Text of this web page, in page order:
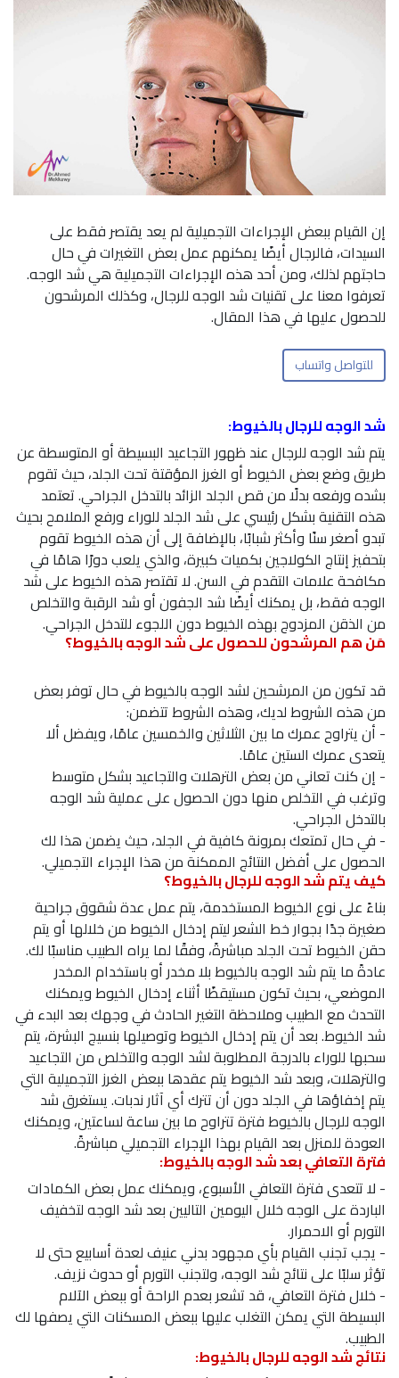
إن القيام ببعض الإجراءات التجميلية لم يعد يقتصر فقط على
السيدات، فالرجال أيضًا يمكنهم عمل بعض التغيرات في حال
حاجتهم لذلك، ومن أحد هذه الإجراءات التجميلية هي شد الوجه.
تعرفوا معنا على تقنيات شد الوجه للرجال، وكذلك المرشحون
للحصول عليها في هذا المقال.
للتواصل واتساب
شد الوجه للرجال بالخيوط:
يتم شد الوجه للرجال عند ظهور التجاعيد البسيطة أو المتوسطة عن
طريق وضع بعض الخيوط أو الغرز المؤقتة تحت الجلد، حيث تقوم
بشده ورفعه بدلًا من قص الجلد الزائد بالتدخل الجراحي. تعتمد
هذه التقنية بشكل رئيسي على شد الجلد للوراء ورفع الملامح بحيث
تبدو أصغر سنًا وأكثر شبابًا، بالإضافة إلى أن هذه الخيوط تقوم
بتحفيز إنتاج الكولاجين بكميات كبيرة، والذي يلعب دورًا هامًا في
مكافحة علامات التقدم في السن. لا تقتصر هذه الخيوط على شد
الوجه فقط، بل يمكنك أيضًا شد الجفون أو شد الرقبة والتخلص
من الذقن المزدوج بهذه الخيوط دون اللجوء للتدخل الجراحي.
مَن هم المرشحون للحصول على شد الوجه بالخيوط؟
قد تكون من المرشحين لشد الوجه بالخيوط في حال توفر بعض
من هذه الشروط لديك، وهذه الشروط تتضمن:
- أن يتراوح عمرك ما بين الثلاثين والخمسين عامًا، ويفضل ألا
يتعدى عمرك الستين عامًا.
- إن كنت تعاني من بعض الترهلات والتجاعيد بشكل متوسط
وترغب في التخلص منها دون الحصول على عملية شد الوجه
بالتدخل الجراحي.
- في حال تمتعك بمرونة كافية في الجلد، حيث يضمن هذا لك
الحصول على أفضل النتائج الممكنة من هذا الإجراء التجميلي.
كيف يتم شد الوجه للرجال بالخيوط؟
بناءً على نوع الخيوط المستخدمة، يتم عمل عدة شقوق جراحية
صغيرة جدًا بجوار خط الشعر ليتم إدخال الخيوط من خلالها أو يتم
حقن الخيوط تحت الجلد مباشرةً، وفقًا لما يراه الطبيب مناسبًا لك.
عادةً ما يتم شد الوجه بالخيوط بلا مخدر أو باستخدام المخدر
الموضعي، بحيث تكون مستيقظًا أثناء إدخال الخيوط ويمكنك
التحدث مع الطبيب وملاحظة التغير الحادث في وجهك بعد البدء في
شد الخيوط. بعد أن يتم إدخال الخيوط وتوصيلها بنسيج البشرة، يتم
سحبها للوراء بالدرجة المطلوبة لشد الوجه والتخلص من التجاعيد
والترهلات، وبعد شد الخيوط يتم عقدها ببعض الغرز التجميلية التي
يتم إخفاؤها في الجلد دون أن تترك أي آثار ندبات. يستغرق شد
الوجه للرجال بالخيوط فترة تتراوح ما بين ساعة لساعتين، ويمكنك
العودة للمنزل بعد القيام بهذا الإجراء التجميلي مباشرةً.
فترة التعافي بعد شد الوجه بالخيوط:
- لا تتعدى فترة التعافي الأسبوع، ويمكنك عمل بعض الكمادات
الباردة على الوجه خلال اليومين التاليين بعد شد الوجه لتخفيف
التورم أو الاحمرار.
- يجب تجنب القيام بأي مجهود بدني عنيف لعدة أسابيع حتى لا
تؤثر سلبًا على نتائج شد الوجه، ولتجنب التورم أو حدوث نزيف.
- خلال فترة التعافي، قد تشعر بعدم الراحة أو ببعض الآلام
البسيطة التي يمكن التغلب عليها ببعض المسكنات التي يصفها لك
الطبيب.
نتائج شد الوجه للرجال بالخيوط: